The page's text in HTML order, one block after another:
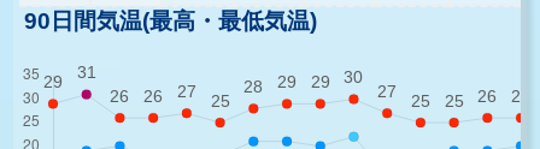
90日間気温(最高・最低気温)